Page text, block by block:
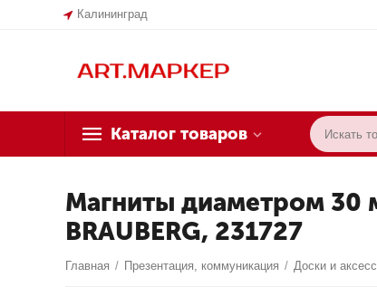
Калининград
Каталог товаров
Магниты диаметром
BRAUBERG, 231727
Главная / Презентация, коммуникация / Доски и